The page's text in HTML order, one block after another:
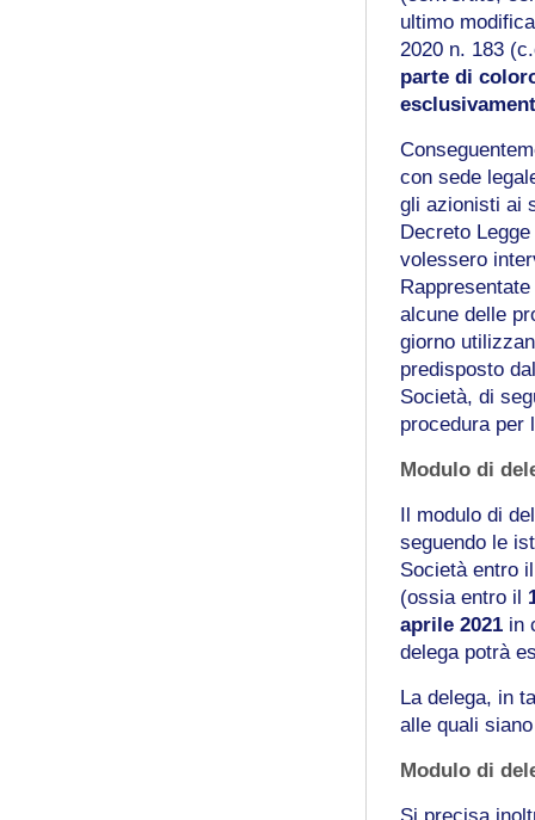
ultimo
2020 n. 183
parte di
con sede
gli azionisti ai
Decreto Legge
volessero
alcune delle
giorno
predisposto
Società, di
procedura per
Modulo di
Il modulo di
seguendo le
Società entro
(ossia entro il
aprile 2021 in
delega potrà
La delega, in
alle quali
Modulo di